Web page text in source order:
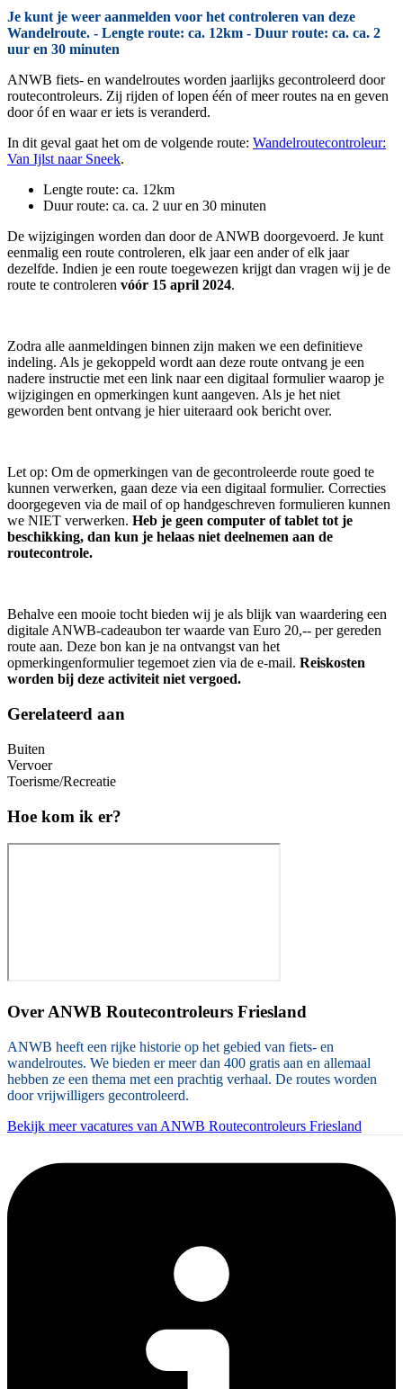
Je kunt je weer aanmelden voor het controleren van deze
Wandelroute. - Lengte route: ca. 12km - Duur route: ca. ca. 2
uur en 30 minuten
ANWB fiets- en wandelroutes worden jaarlijks gecontroleerd door
routecontroleurs. Zij rijden of lopen één of meer routes na en geven
door óf en waar er iets is veranderd.
In dit geval gaat het om de volgende route: Wandelroutecontroleur:
Van Ijlst naar Sneek.
Lengte route: ca. 12km
Duur route: ca. ca. 2 uur en 30 minuten
De wijzigingen worden dan door de ANWB doorgevoerd. Je kunt
eenmalig een route controleren, elk jaar een ander of elk jaar
dezelfde. Indien je een route toegewezen krijgt dan vragen wij je de
route te controleren vóór 15 april 2024.
Zodra alle aanmeldingen binnen zijn maken we een definitieve
indeling. Als je gekoppeld wordt aan deze route ontvang je een
nadere instructie met een link naar een digitaal formulier waarop je
wijzigingen en opmerkingen kunt aangeven. Als je het niet
geworden bent ontvang je hier uiteraard ook bericht over.
Let op: Om de opmerkingen van de gecontroleerde route goed te
kunnen verwerken, gaan deze via een digitaal formulier. Correcties
doorgegeven via de mail of op handgeschreven formulieren kunnen
we NIET verwerken. Heb je geen computer of tablet tot je
beschikking, dan kun je helaas niet deelnemen aan de
routecontrole.
Behalve een mooie tocht bieden wij je als blijk van waardering een
digitale ANWB-cadeaubon ter waarde van Euro 20,-- per gereden
route aan. Deze bon kan je na ontvangst van het
opmerkingenformulier tegemoet zien via de e-mail. Reiskosten
worden bij deze activiteit niet vergoed.
Gerelateerd aan
Buiten
Vervoer
Toerisme/Recreatie
Hoe kom ik er?
Over ANWB Routecontroleurs Friesland
ANWB heeft een rijke historie op het gebied van fiets- en
wandelroutes. We bieden er meer dan 400 gratis aan en allemaal
hebben ze een thema met een prachtig verhaal. De routes worden
door vrijwilligers gecontroleerd.
Bekijk meer vacatures van ANWB Routecontroleurs Friesland